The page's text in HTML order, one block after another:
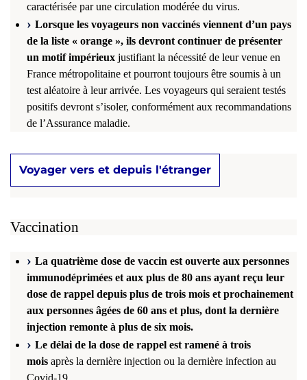
caractérisée par une circulation modérée du virus.
Lorsque les voyageurs non vaccinés viennent d’un pays
de la liste « orange », ils devront continuer de présenter
un motif impérieux justifiant la nécessité de leur venue en
France métropolitaine et pourront toujours être soumis à un
test aléatoire à leur arrivée. Les voyageurs qui seraient testés
positifs devront s’isoler, conformément aux recommandations
de l’Assurance maladie.
Voyager vers et depuis l'étranger
Vaccination
La quatrième dose de vaccin est ouverte aux personnes
immunodéprimées et aux plus de 80 ans ayant reçu leur
dose de rappel depuis plus de trois mois et prochainement
aux personnes âgées de 60 ans et plus, dont la dernière
injection remonte à plus de six mois.
Le délai de la dose de rappel est ramené à trois
mois après la dernière injection ou la dernière infection au
Covid-19.